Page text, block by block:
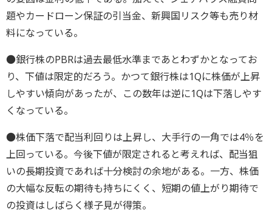
題やカードローン保証の引当金、新興国リスク等も売り材
料になっている。
●銀行株のPBRは過去最低水準まであとわずかとなってお
り、下値は限定的だろう。かつて銀行株は1Qに株価が上昇
しやすい傾向があったが、この数年は逆に1Qは下落しやす
くなっている。
●株価下落で配当利回りは上昇し、大手行の一角では4％を
上回っている。今後下値が限定されると考えれば、配当狙
いの長期投資であれば十分検討の余地がある。一方、株価
の大幅な反転の期待も持ちにくく、短期の値上がり期待で
の投資はしばらく様子見が得策。